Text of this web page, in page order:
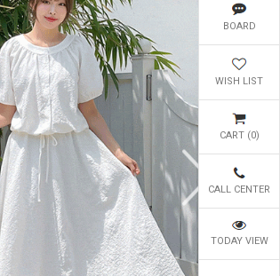
BOARD
WISH LIST
CART (0)
CALL CENTER
TODAY VIEW